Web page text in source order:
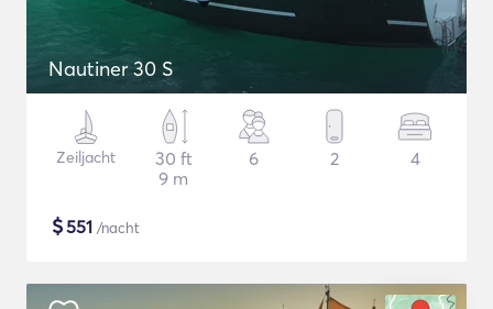
Nautiner 30 S
Zeiljacht
30 ft
9 m
6 2 4
$551 /nacht